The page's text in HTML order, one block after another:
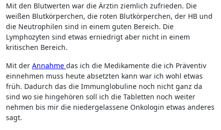
Mit den Blutwerten war die Ärztin ziemlich zufrieden. Die
weißen Blutkörperchen, die roten Blutkörperchen, der HB und
die Neutrophilen sind in einem guten Bereich. Die
Lymphozyten sind etwas erniedrigt aber nicht in einem
kritischen Bereich.
Mit der Annahme das ich die Medikamente die ich Präventiv
einnehmen muss heute absetzten kann war ich wohl etwas
früh. Dadurch das die Immunglobuline noch nicht ganz da
sind wo sie hingehören soll ich die Tabletten noch weiter
nehmen bis mir die niedergelassene Onkologin etwas anderes
sagt.